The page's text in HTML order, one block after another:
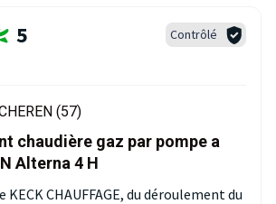
5 Contrôlé
(57)
chaudière gaz par pompe a
Alterna 4 H
CHAUFFAGE, du déroulement du